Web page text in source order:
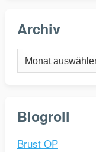
Archiv
Archiv
Blogroll
Brust OP